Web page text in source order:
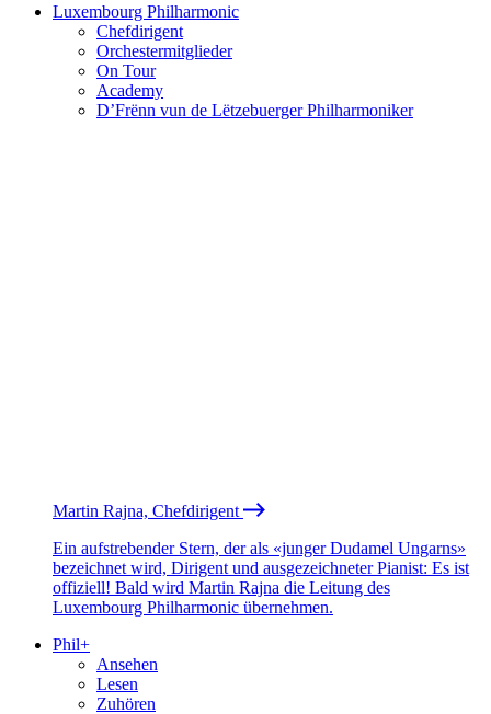
Luxembourg Philharmonic
Chefdirigent
Orchestermitglieder
On Tour
Academy
D’Frënn vun de Lëtzebuerger Philharmoniker
Martin Rajna, Chefdirigent
Ein aufstrebender Stern, der als «junger Dudamel Ungarns»
bezeichnet wird, Dirigent und ausgezeichneter Pianist: Es ist
offiziell! Bald wird Martin Rajna die Leitung des
Luxembourg Philharmonic übernehmen.
Phil+
Ansehen
Lesen
Zuhören